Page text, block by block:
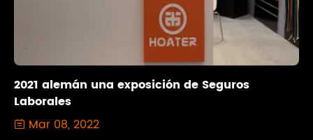
2021 alemán una exposición de Seguros
Laborales
 Mar 08, 2022